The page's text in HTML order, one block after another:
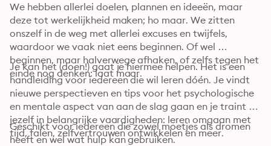
We hebben allerlei doelen, plannen en ideeën, maar
deze tot werkelijkheid maken; ho maar. We zitten
onszelf in de weg met allerlei excuses en twijfels,
waardoor we vaak niet eens beginnen. Of wel
beginnen, maar halverwege afhaken, of zelfs tegen het
einde nog denken: laat maar.
Je kan het (doen!) gaat je hiermee helpen. Het is een
handleiding voor iedereen die wil leren dóén. Je vindt
nieuwe perspectieven en tips voor het psychologische
en mentale aspect van aan de slag gaan en je traint
jezelf in belangrijke vaardigheden: leren omgaan met
tijd, falen, zelfvertrouwen ontwikkelen en meer.
Geschikt voor iedereen die zowel moetjes als dromen
heeft en wel wat hulp kan gebruiken.